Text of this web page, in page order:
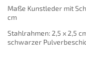
Maße Kunstleder mit
cm
Stahlrahmen: 2,5 x 2,5
schwarzer